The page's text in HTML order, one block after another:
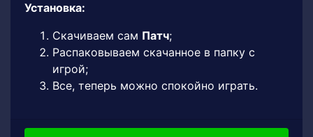
Установка:
Скачиваем сам Патч;
Распаковываем скачанное в папку с
игрой;
Все, теперь можно спокойно играть.